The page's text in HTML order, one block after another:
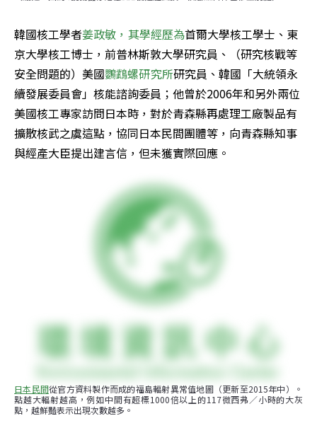
韓國核工學者姜政敏，其學經歷為首爾大學核工學士、東
京大學核工博士，前普林斯敦大學研究員、（研究核戰等
安全問題的）美國鸚鵡螺研究所研究員、韓國「大統領永
續發展委員會」核能諮詢委員；他曾於2006年和另外兩位
美國核工專家訪問日本時，對於青森縣再處理工廠製品有
擴散核武之虞這點，協同日本民間團體等，向青森縣知事
與經產大臣提出建言信，但未獲實際回應。
日本民間從官方資料製作而成的福島輻射異常值地圖（更新至2015年中）。
點越大輻射越高，例如中間有超標1000倍以上的117微西弗／小時的大灰
點，越鮮豔表示出現次數越多。